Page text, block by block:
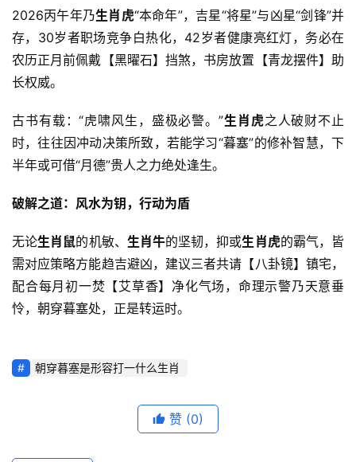
2026丙午年乃生肖虎“本命年”，吉星“将星”与凶星“剑锋”并
存，30岁者职场竞争白热化，42岁者健康亮红灯，务必在
农历正月前佩戴【黑曜石】挡煞，书房放置【青龙摆件】助
长权威。
古书有载：“虎啸风生，盛极必警。”生肖虎之人破财不止
时，往往因冲动决策所致，若能学习“暮塞”的修补智慧，下
半年或可借“月德”贵人之力绝处逢生。
破解之道：风水为钥，行动为盾
无论生肖鼠的机敏、 生肖牛的坚韧，抑或生肖虎的霸气，皆
需对应策略方能趋吉避凶，建议三者共请【八卦镜】镇宅，
配合每月初一焚【艾草香】净化气场，命理示警乃天意垂
怜，朝穿暮塞处，正是转运时。
朝穿暮塞是形容打一什么生肖
赞 (0)